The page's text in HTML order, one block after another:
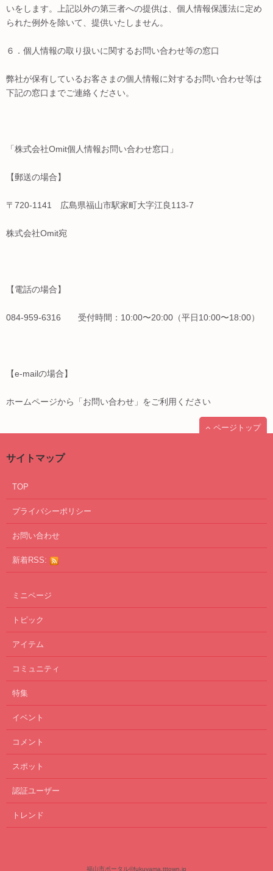
いをします。上記以外の第三者への提供は、個人情報保護法に定め
られた例外を除いて、提供いたしません。
６．個人情報の取り扱いに関するお問い合わせ等の窓口
弊社が保有しているお客さまの個人情報に対するお問い合わせ等は
下記の窓口までご連絡ください。
「株式会社Omit個人情報お問い合わせ窓口」
【郵送の場合】
〒720-1141 広島県福山市駅家町大字江良113-7
株式会社Omit宛
【電話の場合】
084-959-6316 受付時間：10:00〜20:00（平日10:00〜18:00）
【e-mailの場合】
ホームページから「お問い合わせ」をご利用ください
ページトップ
サイトマップ
TOP
プライバシーポリシー
お問い合わせ
新着RSS:
ミニページ
トピック
アイテム
コミュニティ
特集
イベント
コメント
スポット
認証ユーザー
トレンド
福山市ポータル©fukuyama.tttown.jp